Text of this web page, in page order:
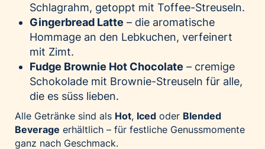
Schlagrahm, getoppt mit Toffee-Streuseln.
Gingerbread Latte – die aromatische
Hommage an den Lebkuchen, verfeinert
mit Zimt.
Fudge Brownie Hot Chocolate – cremige
Schokolade mit Brownie-Streuseln für alle,
die es süss lieben.
Alle Getränke sind als Hot, Iced oder Blended
Beverage erhältlich – für festliche Genussmomente
ganz nach Geschmack.